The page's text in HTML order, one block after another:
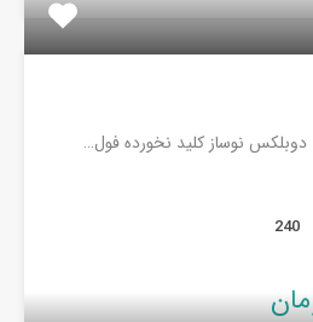
240